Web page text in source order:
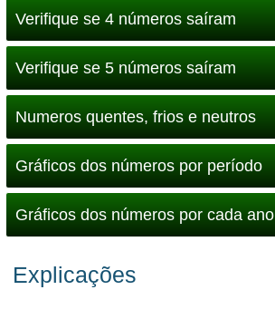
Verifique se 4 números saíram
Verifique se 5 números saíram
Numeros quentes, frios e neutros
Gráficos dos números por período
Gráficos dos números por cada ano
Explicações